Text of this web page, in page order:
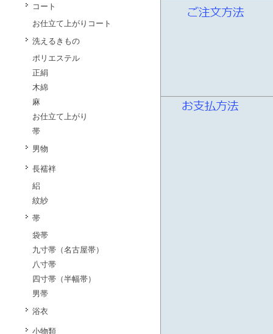
コート
お仕立て上がりコート
洗えるきもの
ポリエステル
正絹
木綿
麻
お仕立て上がり
帯
男物
長襦袢
絽
紋紗
帯
袋帯
九寸帯（名古屋帯）
八寸帯
四寸帯（半幅帯）
男帯
浴衣
小物類